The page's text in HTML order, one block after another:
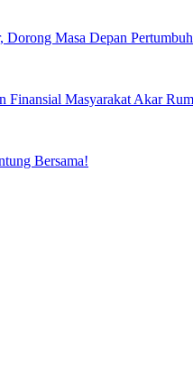
Dorong Masa Depan
Masyarakat Akar
Bersama!